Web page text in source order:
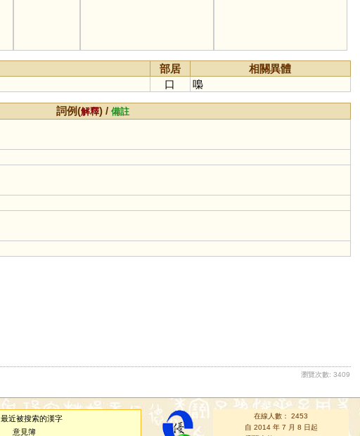
部居
相關異體
口 嘄
詞例(解釋) /備註
瀏覽次數: 3409
最近被搜索的漢字
意見簿
在線人數： 2453
自 2014 年 7 月 8 日起